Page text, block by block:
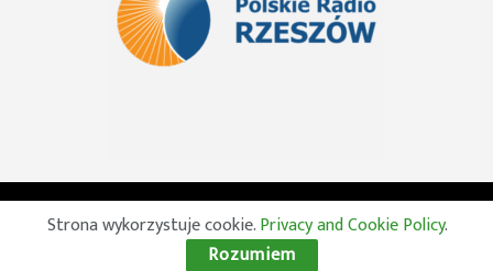
© 2026 Wszelkie prawa zastrzeżone. Radio Lublin S.A. w
likwidacji
Strona wykorzystuje cookie.Privacy and Cookie Policy.
Rozumiem